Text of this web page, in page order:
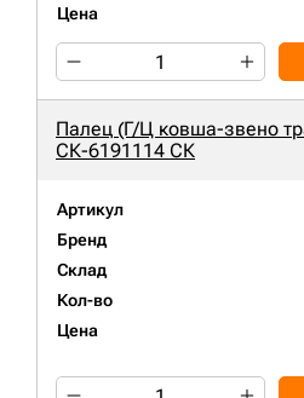
Цена
Палец (Г/Ц ковша-звено
СК-6191114 СК
Артикул
Бренд
Склад
Кол-во
Цена